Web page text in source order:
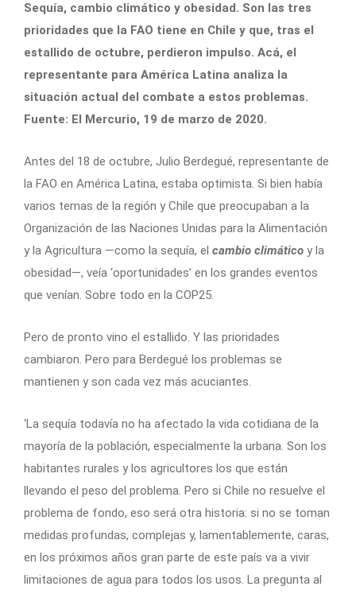
Sequía, cambio climático y obesidad. Son las tres
prioridades que la FAO tiene en Chile y que, tras el
estallido de octubre, perdieron impulso. Acá, el
representante para América Latina analiza la
situación actual del combate a estos problemas.
Fuente: El Mercurio, 19 de marzo de 2020.
Antes del 18 de octubre, Julio Berdegué, representante de
la FAO en América Latina, estaba optimista. Si bien había
varios temas de la región y Chile que preocupaban a la
Organización de las Naciones Unidas para la Alimentación
y la Agricultura —como la sequía, el cambio climático y la
obesidad—, veía ‘oportunidades’ en los grandes eventos
que venían. Sobre todo en la COP25.
Pero de pronto vino el estallido. Y las prioridades
cambiaron. Pero para Berdegué los problemas se
mantienen y son cada vez más acuciantes.
‘La sequía todavía no ha afectado la vida cotidiana de la
mayoría de la población, especialmente la urbana. Son los
habitantes rurales y los agricultores los que están
llevando el peso del problema. Pero si Chile no resuelve el
problema de fondo, eso será otra historia: si no se toman
medidas profundas, complejas y, lamentablemente, caras,
en los próximos años gran parte de este país va a vivir
limitaciones de agua para todos los usos. La pregunta al